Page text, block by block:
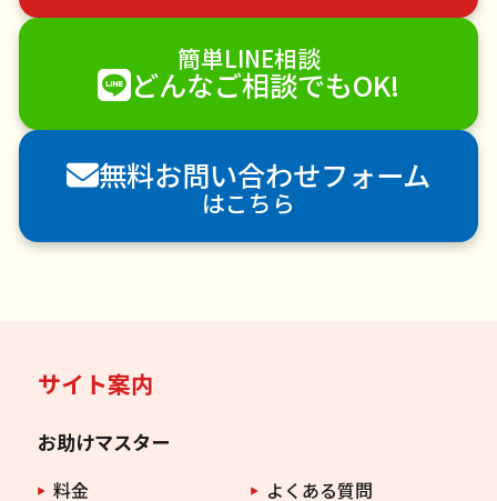
ハウスクリーニング
雪かき・雪下ろし
電球交換
襖（ふすま）の張替え
空き家管理
害獣駆除
防草シート施工
ナメクジ駆除
害虫駆除
簡単LINE相談
どんなご相談でもOK!
無料お問い合わせフォーム
はこちら
サイト案内
お助けマスター
料金
よくある質問